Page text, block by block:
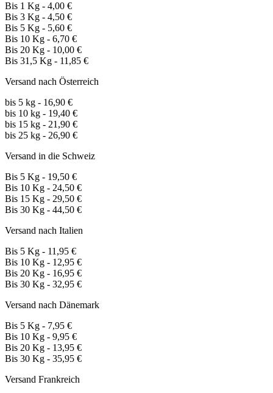
Bis 1 Kg - 4,00 €
Bis 3 Kg - 4,50 €
Bis 5 Kg - 5,60 €
Bis 10 Kg - 6,70 €
Bis 20 Kg - 10,00 €
Bis 31,5 Kg - 11,85 €
Versand nach Österreich
bis 5 kg - 16,90 €
bis 10 kg - 19,40 €
bis 15 kg - 21,90 €
bis 25 kg - 26,90 €
Versand in die Schweiz
Bis 5 Kg - 19,50 €
Bis 10 Kg - 24,50 €
Bis 15 Kg - 29,50 €
Bis 30 Kg - 44,50 €
Versand nach Italien
Bis 5 Kg - 11,95 €
Bis 10 Kg - 12,95 €
Bis 20 Kg - 16,95 €
Bis 30 Kg - 32,95 €
Versand nach Dänemark
Bis 5 Kg - 7,95 €
Bis 10 Kg - 9,95 €
Bis 20 Kg - 13,95 €
Bis 30 Kg - 35,95 €
Versand Frankreich